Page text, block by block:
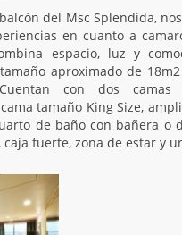
del Msc Splendida,
en cuanto a
espacio, luz y
aproximado de
con dos camas
tamaño King Size,
de baño con bañera o
fuerte, zona de estar y